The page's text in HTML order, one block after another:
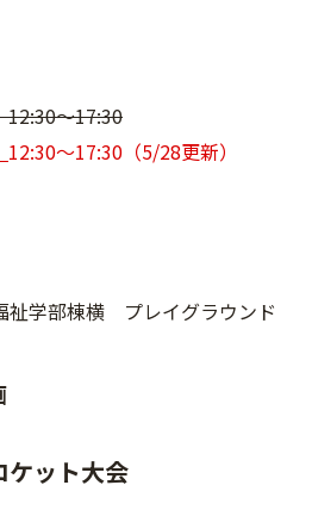
12:30～17:30
12:30～17:30（5/28更新）
祉学部棟横 プレイグラウンド
ット大会